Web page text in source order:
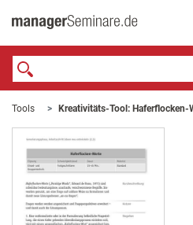
Tools Kreativitäts-Tool: Haferflocken-